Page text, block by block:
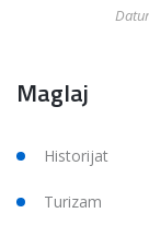
Maglaj
Historijat
Turizam